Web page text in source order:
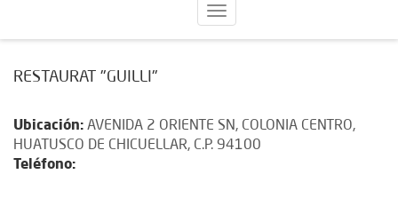
RESTAURAT "GUILLI"
Ubicación: AVENIDA 2 ORIENTE SN, COLONIA CENTRO,
HUATUSCO DE CHICUELLAR, C.P. 94100
Teléfono: